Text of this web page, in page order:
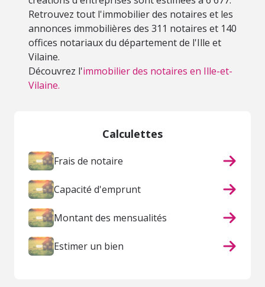
Retrouvez tout l'immobilier des notaires et les
annonces immobilières des 311 notaires et 140
offices notariaux du département de l'Ille et
Vilaine.
Découvrez l'immobilier des notaires en Ille-et-
Vilaine.
Calculettes
Frais de notaire
Capacité d'emprunt
Montant des mensualités
Estimer un bien